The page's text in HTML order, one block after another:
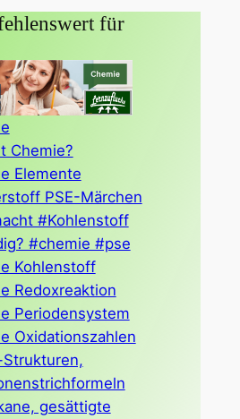
für
Chemie?
Elemente
PSE-Märchen
#Kohlenstoff
#chemie #pse
Kohlenstoff
Redoxreaktion
Periodensystem
Oxidationszahlen
gesättigte